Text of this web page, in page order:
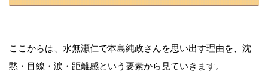
ここからは、水無瀬仁で本島純政さんを思い出す理由を、沈
黙・目線・涙・距離感という要素から見ていきます。